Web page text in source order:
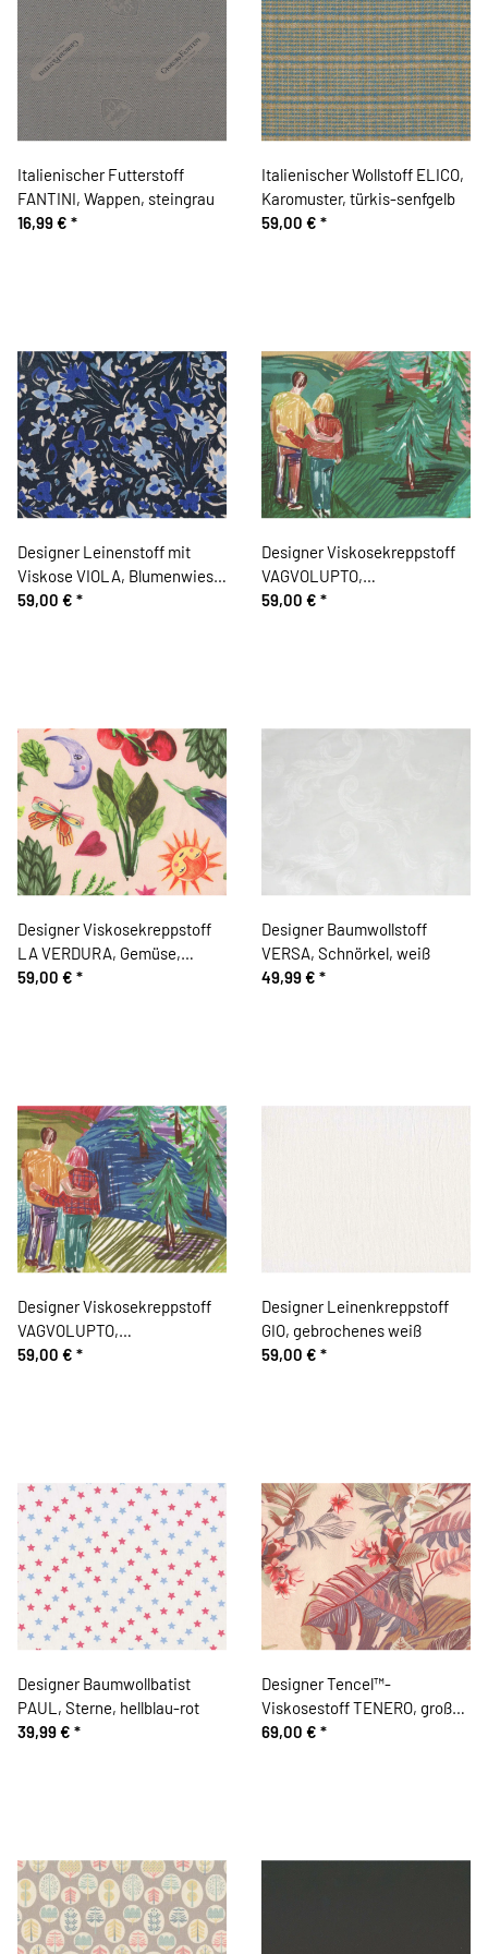
Italienischer Futterstoff
FANTINI, Wappen, steingrau
16,99 € *
Italienischer Wollstoff ELICO,
Karomuster, türkis-senfgelb
59,00 € *
Designer Leinenstoff mit
Viskose VIOLA, Blumenwiese,
ultramarinblau
59,00 € *
Designer Viskosekreppstoff
VAGVOLUPTO,
Landschaftsblick, grün-petrol
59,00 € *
Designer Viskosekreppstoff
LA VERDURA, Gemüse,
hautfarben
59,00 € *
Designer Baumwollstoff
VERSA, Schnörkel, weiß
49,99 € *
Designer Viskosekreppstoff
VAGVOLUPTO,
Landschaftsblick, lila-blau
59,00 € *
Designer Leinenkreppstoff
GIO, gebrochenes weiß
59,00 € *
Designer Baumwollbatist
PAUL, Sterne, hellblau-rot
39,99 € *
Designer Tencel™-
Viskosestoff TENERO, große
Blätter
69,00 € *